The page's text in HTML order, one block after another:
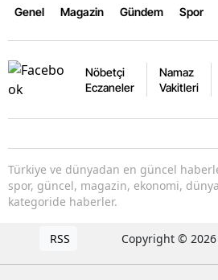
Genel Magazin Gündem Spor
Nöbetçi
Eczaneler
Namaz
Vakitleri
Türkiye ve dünyadan en güncel
spor, güncel, magazin, ekonomi,
kategoride haberler.
RSS Copyright © 2026